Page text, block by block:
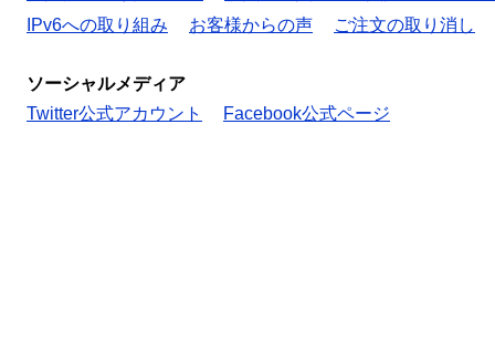
IPv6への取り組み
お客様からの声 ご注文の取り消し
ソーシャルメディア
Twitter公式アカウント
Facebook公式ページ